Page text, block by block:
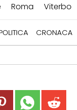
Roma Viterbo
CRONACA